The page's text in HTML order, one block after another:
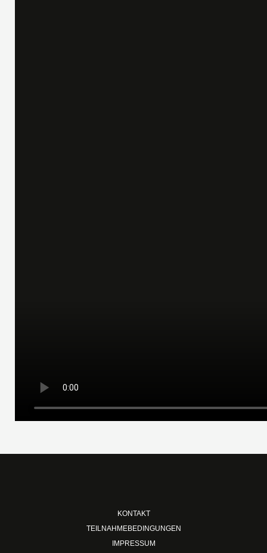
KONTAKT
TEILNAHMEBEDINGUNGEN
IMPRESSUM